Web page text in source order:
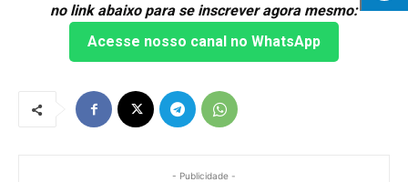
no link abaixo para se inscrever agora mesmo:
Acesse nosso canal no WhatsApp
- Publicidade -